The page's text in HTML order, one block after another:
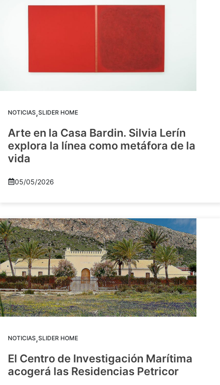
NOTICIAS,SLIDER HOME
Arte en la Casa Bardin. Silvia Lerín
explora la línea como metáfora de la
vida
05/05/2026
NOTICIAS,SLIDER HOME
El Centro de Investigación Marítima
acogerá las Residencias Petricor